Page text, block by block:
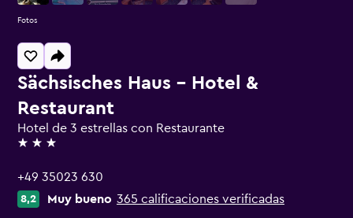
Sächsisches Haus - Hotel &
Restaurant
Hotel de 3 estrellas con Restaurante
3 estrellas
+49 35023 630
8,2 Muy bueno 365 calificaciones verificadas
Fotos